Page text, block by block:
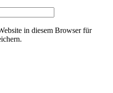
in diesem Browser für